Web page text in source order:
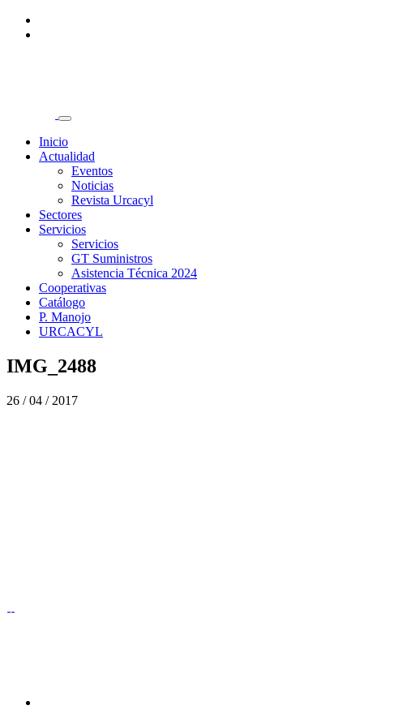
Inicio
Actualidad
Eventos
Noticias
Revista Urcacyl
Sectores
Servicios
Servicios
GT Suministros
Asistencia Técnica 2024
Cooperativas
Catálogo
P. Manojo
URCACYL
IMG_2488
26 / 04 / 2017